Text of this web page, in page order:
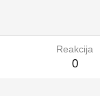
Reakcija
0